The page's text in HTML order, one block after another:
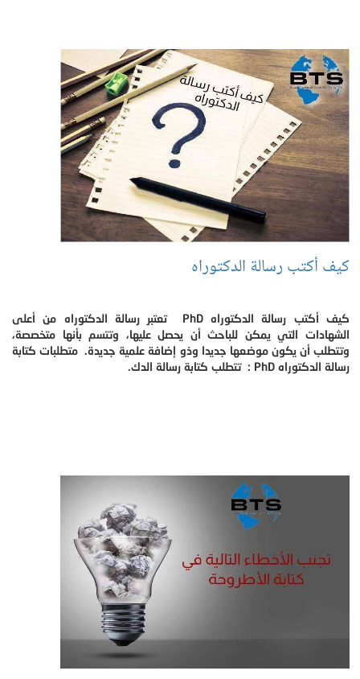
كيف أكتب رسالة الدكتوراه
كيف أكتب رسالة الدكتوراه PhD تعتبر رسالة الدكتوراه من أعلى
الشهادات التي يمكن للباحث أن يحصل عليها، وتتسم بأنها متخصصة،
وتتطلب أن يكون موضعها جديدا وذو إضافة علمية جديدة. متطلبات كتابة
رسالة الدكتوراه PhD : تتطلب كتابة رسالة الدك.